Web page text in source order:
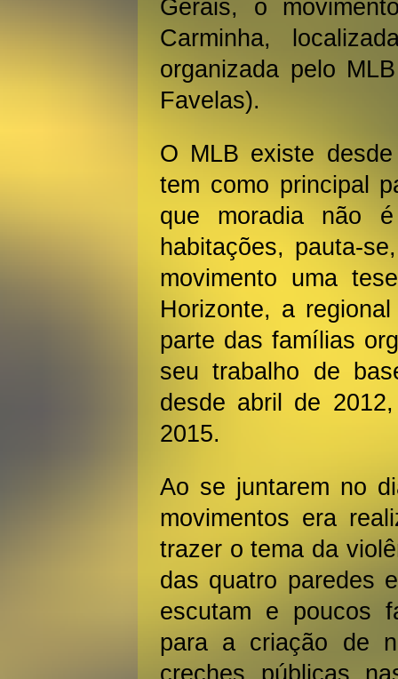
Gerais, o
Carminha,
organizada pelo
Favelas).
O MLB existe
tem como principal
que moradia não
habitações, pauta-
movimento uma
Horizonte, a
parte das famílias
seu trabalho de
desde abril de
2015.
Ao se juntarem no
movimentos era
trazer o tema da
das quatro paredes
escutam e poucos
para a criação de
creches públicas